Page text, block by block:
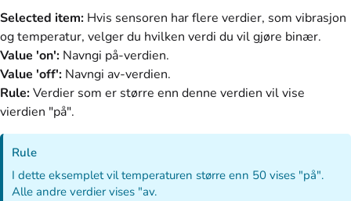
Selected item: Hvis sensoren har flere verdier, som vibrasjon
og temperatur, velger du hvilken verdi du vil gjøre binær.
Value 'on': Navngi på-verdien.
Value 'off': Navngi av-verdien.
Rule:Verdier som er større enn denne verdien vil vise
vierdien "på".
Rule
I dette eksemplet vil temperaturen større enn 50 vises "på".
Alle andre verdier vises "av.